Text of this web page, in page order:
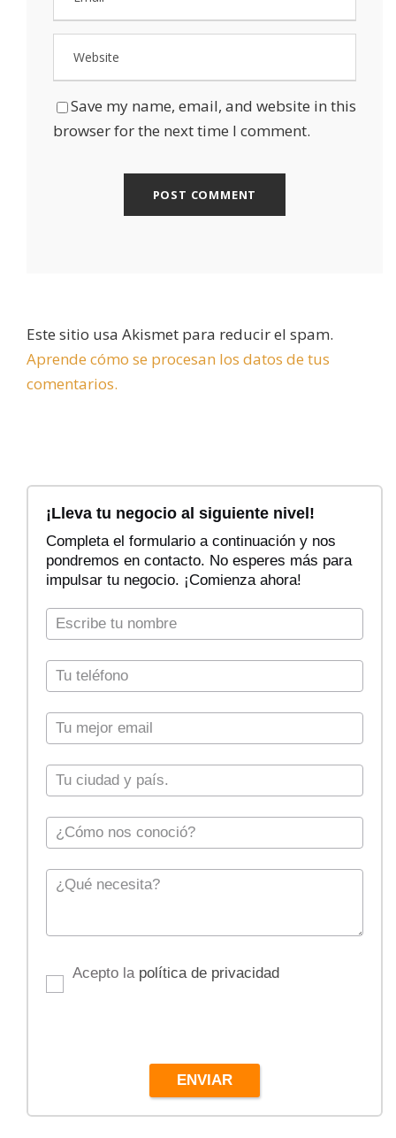
Save my name, email, and website in this
browser for the next time I comment.
Este sitio usa Akismet para reducir el spam.
Aprende cómo se procesan los datos de tus
comentarios.
F
¡Lleva tu negocio al siguiente nivel!
Completa el formulario a continuación y nos
pondremos en contacto. No esperes más para
impulsar tu negocio. ¡Comienza ahora!
Acepto la política de privacidad
ENVIAR